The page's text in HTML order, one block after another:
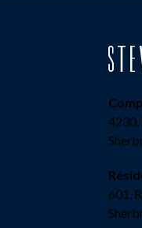
4230,
601,